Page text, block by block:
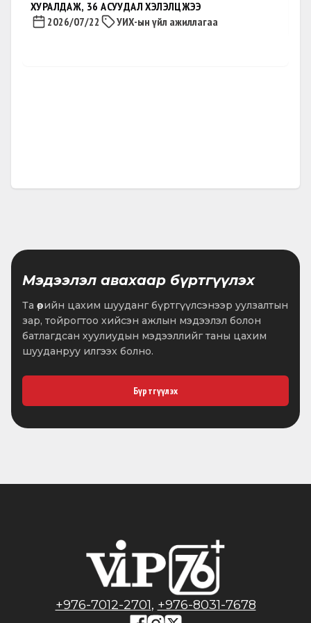
ХУРАЛДАЖ, 36 АСУУДАЛ ХЭЛЭЛЦЖЭЭ
2026/07/22
УИХ-ын үйл ажиллагаа
Мэдээлэл авахаар бүртгүүлэх
Та өөрийн цахим шууданг бүртгүүлсэнээр уулзалтын
зар, тойрогтоо хийсэн ажлын мэдээлэл болон
батлагдсан хуулиудын мэдээллийг таны цахим
шууданруу илгээх болно.
Бүртгүүлэх
+976-7012-2701, +976-8031-7678